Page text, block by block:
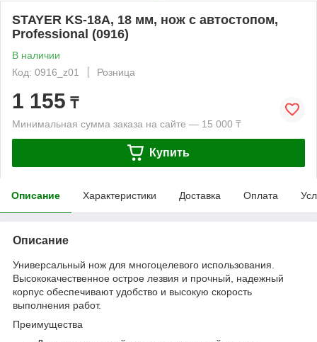
STAYER KS-18A, 18 мм, нож с автостопом,
Professional (0916)
В наличии
Код: 0916_z01
Розница
1 155 ₸
Минимальная сумма заказа на сайте — 15 000 ₸
Купить
Описание Характеристики Доставка Оплата
Описание
Универсальный нож для многоцелевого использования.
Высококачественное острое лезвия и прочный, надежный
корпус обеспечивают удобство и высокую скорость
выполнения работ.
Преимущества